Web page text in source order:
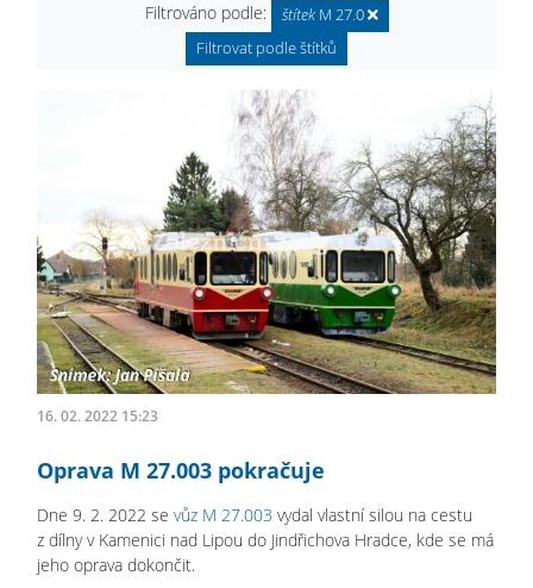
Filtrováno podle: štítekM 27.0
Filtrovat podle štítků
16. 02. 2022 15:23
Oprava M 27.003 pokračuje
Dne 9. 2. 2022 se vůz M 27.003 vydal vlastní silou na cestu
z dílny v Kamenici nad Lipou do Jindřichova Hradce, kde se má
jeho oprava dokončit.